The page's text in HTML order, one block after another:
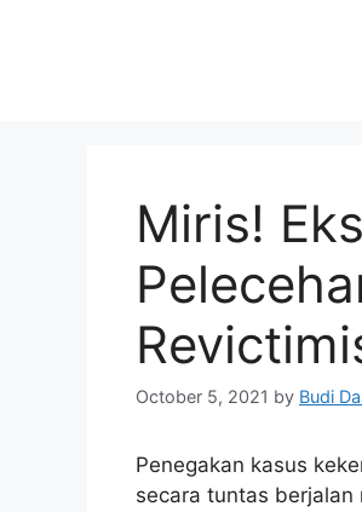
Miris!
October 5, 2021 by Budi
Penegakan kasus
secara tuntas berjalan